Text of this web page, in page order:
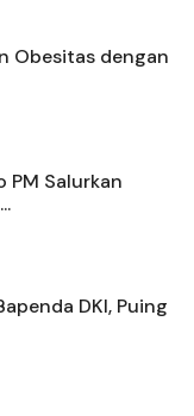
Obesitas dengan
PM Salurkan
DKI, Puing